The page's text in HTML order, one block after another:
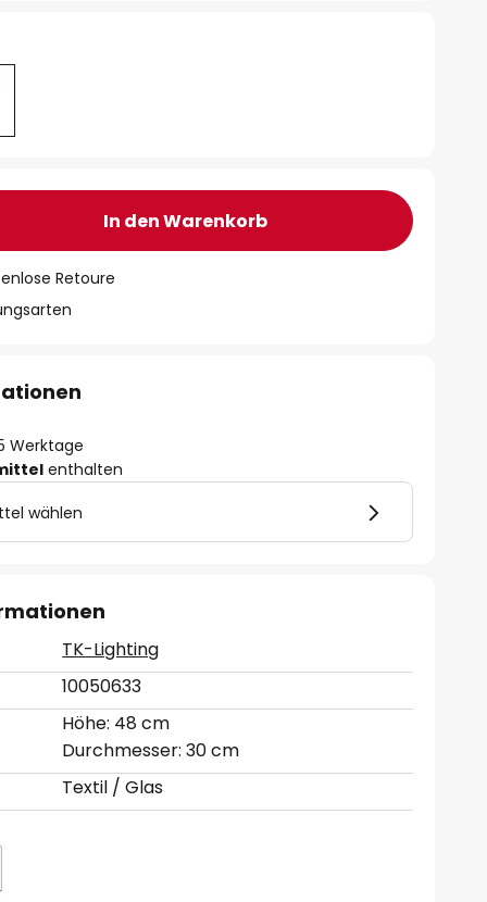
In den Warenkorb
Retoure
Werktage
enthalten
wählen
TK-Lighting
10050633
Höhe: 48 cm
Durchmesser: 30 cm
Textil / Glas